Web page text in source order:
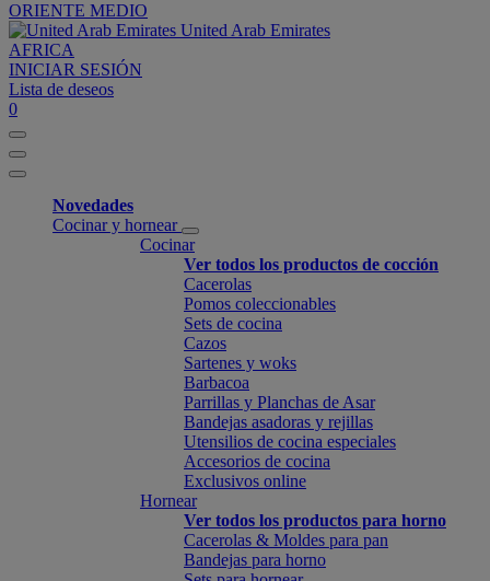
ORIENTE MEDIO
United Arab Emirates
AFRICA
INICIAR SESIÓN
Lista de deseos
0
Novedades
Cocinar y hornear
Cocinar
Ver todos los productos de cocción
Cacerolas
Pomos coleccionables
Sets de cocina
Cazos
Sartenes y woks
Barbacoa
Parrillas y Planchas de Asar
Bandejas asadoras y rejillas
Utensilios de cocina especiales
Accesorios de cocina
Exclusivos online
Hornear
Ver todos los productos para horno
Cacerolas & Moldes para pan
Bandejas para horno